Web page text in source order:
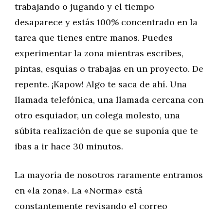
trabajando o jugando y el tiempo
desaparece y estás 100% concentrado en la
tarea que tienes entre manos. Puedes
experimentar la zona mientras escribes,
pintas, esquías o trabajas en un proyecto. De
repente. ¡Kapow! Algo te saca de ahí. Una
llamada telefónica, una llamada cercana con
otro esquiador, un colega molesto, una
súbita realización de que se suponía que te
ibas a ir hace 30 minutos.
La mayoría de nosotros raramente entramos
en «la zona». La «Norma» está
constantemente revisando el correo